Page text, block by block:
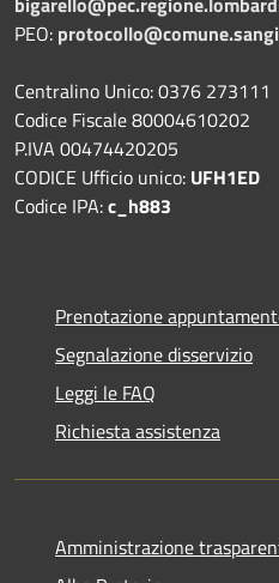
PEO:
Centralino Unico: 0376 273111
Codice Fiscale 80004610202
P.IVA 00474420205
CODICE Ufficio unico: UFH1ED
Codice IPA:c_h883
Prenotazione
Segnalazione disservizio
Leggi le FAQ
Richiesta assistenza
Amministrazione